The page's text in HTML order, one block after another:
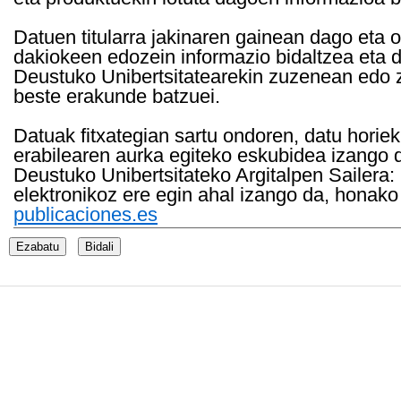
Datuen titularra jakinaren gainean dago eta
dakiokeen edozein informazio bidaltzea eta
Deustuko Unibertsitatearekin zuzenean
beste erakunde batzuei.
Datuak fitxategian sartu ondoren, datu
erabilearen aurka egiteko eskubidea
Deustuko Unibertsitateko Argitalpen
elektronikoz ere egin ahal izango da,
publicaciones.es
Ezabatu Bidali